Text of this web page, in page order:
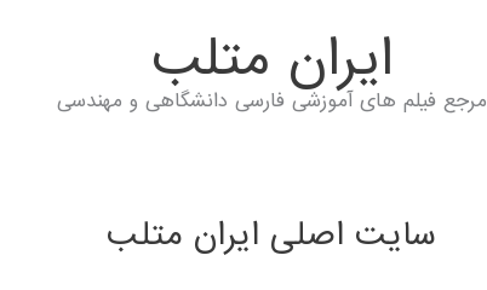
ايران متلب
مرجع فیلم های آموزشی فارسی دانشگاهی و مهندسی
سایت اصلی ایران متلب